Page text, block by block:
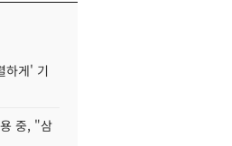
하게' 기
중, "삼